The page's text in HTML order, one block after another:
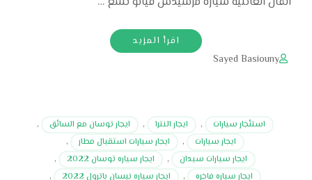
اقرأ المزيد
Sayed Basiouny
استئجار سيارات , ايجار النترا , ايجار توسان مع السائق
,
ايجار سيارات
, ايجار سيارات استقبال مطار
,
ايجار سيارات سيدان
, ايجار سياره توسان 2022
,
ايجار سياره فاخره
, ايجار سياره نيسان باترول 2022 ,